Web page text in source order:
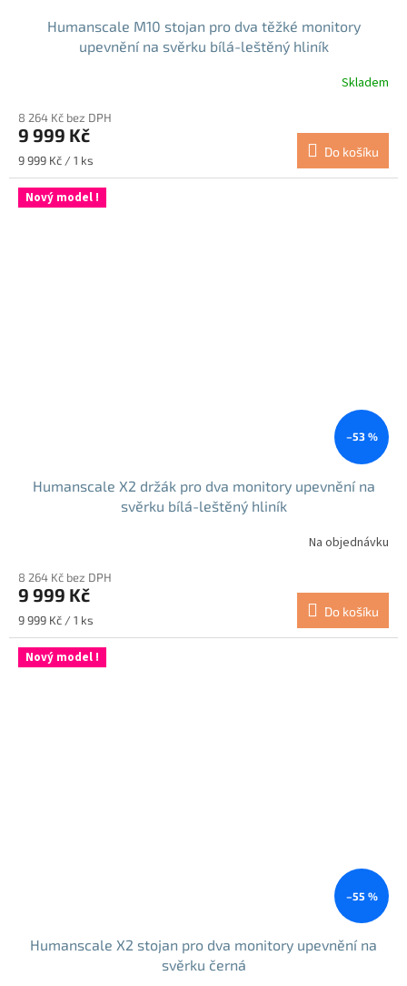
Humanscale M10 stojan pro dva těžké monitory
upevnění na svěrku bílá-leštěný hliník
Skladem
8 264 Kč bez DPH
9 999 Kč
Měrná
cena:
9 999 Kč / 1 ks
Do košíku
Nový model !
–53 %
Humanscale X2 držák pro dva monitory upevnění na
svěrku bílá-leštěný hliník
Na objednávku
8 264 Kč bez DPH
9 999 Kč
Měrná
cena:
9 999 Kč / 1 ks
Do košíku
Nový model !
–55 %
Humanscale X2 stojan pro dva monitory upevnění na
svěrku černá